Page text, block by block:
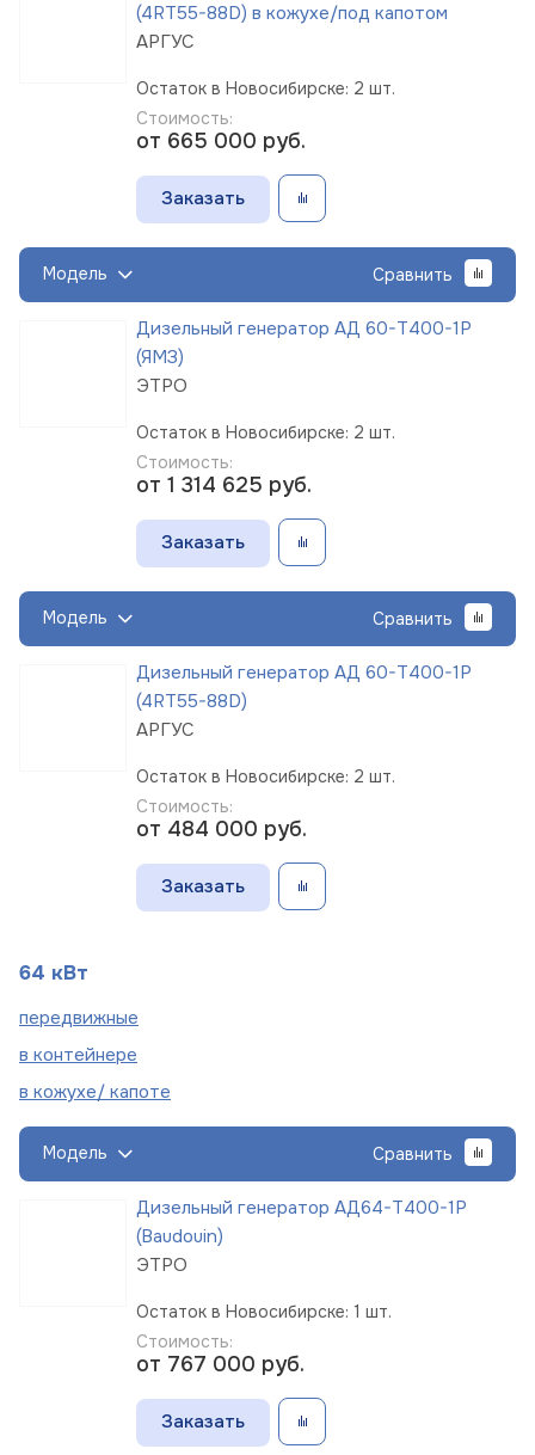
(4RT55-88D) в кожухе/под капотом
АРГУС
Остаток в Новосибирске: 2 шт.
Стоимость:
от 665 000 руб.
Заказать
Модель Сравнить
Дизельный генератор АД 60-Т400-1Р
(ЯМЗ)
ЭТРО
Остаток в Новосибирске: 2 шт.
Стоимость:
от 1 314 625 руб.
Заказать
Модель Сравнить
Дизельный генератор АД 60-Т400-1Р
(4RT55-88D)
АРГУС
Остаток в Новосибирске: 2 шт.
Стоимость:
от 484 000 руб.
Заказать
64 кВт
передвижные
в контейнере
в кожухе/ капоте
Модель Сравнить
Дизельный генератор АД64-Т400-1Р
(Baudouin)
ЭТРО
Остаток в Новосибирске: 1 шт.
Стоимость:
от 767 000 руб.
Заказать